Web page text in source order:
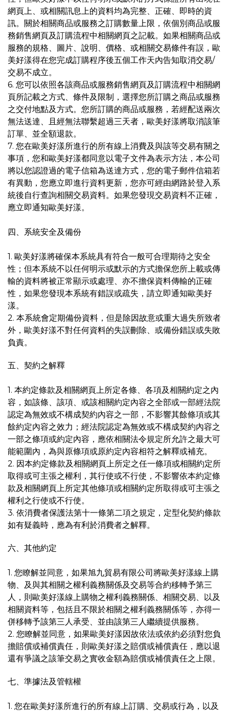
網頁上、或相關訊息上的資料均為完整、正確、即時的資
訊。關於相關商品或服務之訂購數量上限，依個別商品或服
務銷售網頁及訂購流程中相關網頁之記載。如果相關商品或
服務的規格、圖片、說明、價格、或相關交易條件有誤，歐
美好漾得在您完成訂購程序後五個工作天內告知取消交易/
交易不成立。
6. 您可以依照各該商品或服務銷售網頁及訂購流程中相關網
頁所記載之方式、條件及限制，選擇您所訂購之商品或服務
之交付地點及方式。您所訂購的商品或服務，若經配送兩次
無法送達、且經無法聯繫超過三天者，歐美好漾將取消該筆
訂單、並全額退款。
7. 您在歐美好漾所進行的所有線上消費及與該等交易有關之
事項，您和歐美好漾都同意以電子文件為表示方法，本公司
將以您認證過的電子信箱為送達方式，您的電子郵件信箱若
有異動，您應立即進行資料更新，您亦可經由網路於登入系
統後自行查詢相關交易資料。如果您發現交易資料不正確，
應立即通知歐美好漾。
四、系統安全及備份
1. 歐美好漾將確保本系統具有符合一般可合理期待之安全
性；但本系統不以任何明示或默示的方式擔保您所上載或傳
輸的資料將被正常顯示或處理、亦不擔保資料傳輸的正確
性，如果您發現本系統有錯誤或疏失，請立即通知歐美好
漾。
2. 本系統會定期備份資料，但是除因故意或重大過失所致者
外，歐美好漾不對任何資料的失誤刪除、或備份錯誤或失敗
負責。
五、契約之解釋
1. 本約定條款及相關網頁上所定各條、各項及相關約定之內
容，如該條、該項、或該相關約定內容之全部或一部經法院
認定為無效或不構成契約內容之一部，不影響其餘條項或其
餘約定內容之效力；經法院認定為無效或不構成契約內容之
一部之條項或約定內容，應依相關法令規定所允許之最大可
能範圍內，為與原條項或原約定內容相符之解釋或補充。
2. 因本約定條款及相關網頁上所定之任一條項或相關約定所
取得或可主張之權利，其行使或不行使，不影響依本約定條
款及相關網頁上所定其他條項或相關約定所取得或可主張之
權利之行使或不行使。
3. 依消費者保護法第十一條第二項之規定，定型化契約條款
如有疑義時，應為有利於消費者之解釋。
六、其他約定
1. 您瞭解並同意，如果旭九貿易有限公司將歐美好漾線上購
物、及與其相關之權利義務關係及交易等合約移轉予第三
人，則歐美好漾線上購物之權利義務關係、相關交易、以及
相關資料等，包括且不限於相關之權利義務關係等，亦得一
併移轉予該第三人承受、並由該第三人繼續提供服務。
2. 您瞭解並同意，如果歐美好漾因故依法或依約必須對您負
擔賠償或補償責任，則歐美好漾之賠償或補償責任，應以退
還有爭議之該筆交易之實收金額為賠償或補償責任之上限。
七、準據法及管轄權
1. 您在歐美好漾所進行的所有線上訂購、交易或行為，以及